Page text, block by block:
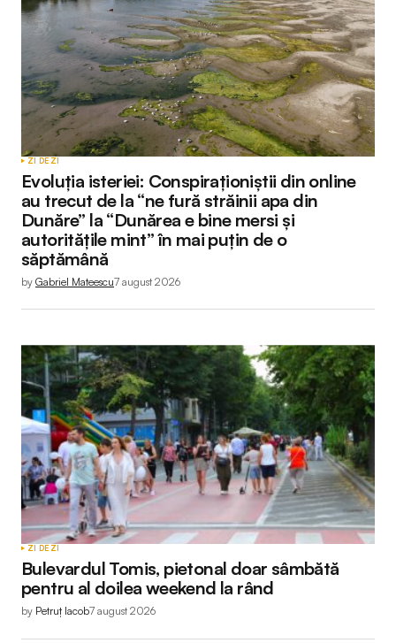
ZI DE ZI
Evoluția isteriei: Conspiraționiștii din online
au trecut de la “ne fură străinii apa din
Dunăre” la “Dunărea e bine mersi și
autoritățile mint” în mai puțin de o
săptămână
by Gabriel Mateescu7 august 2026
ZI DE ZI
Bulevardul Tomis, pietonal doar sâmbătă
pentru al doilea weekend la rând
by Petruț Iacob7 august 2026